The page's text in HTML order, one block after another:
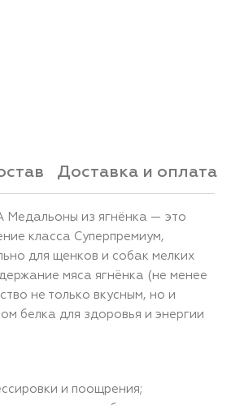
Доставка и оплата
Медальоны из ягнёнка — это
класса Суперпремиум,
для щенков и собак мелких
мяса ягнёнка (не менее
не только вкусным, но и
белка для здоровья и энергии
и поощрения;